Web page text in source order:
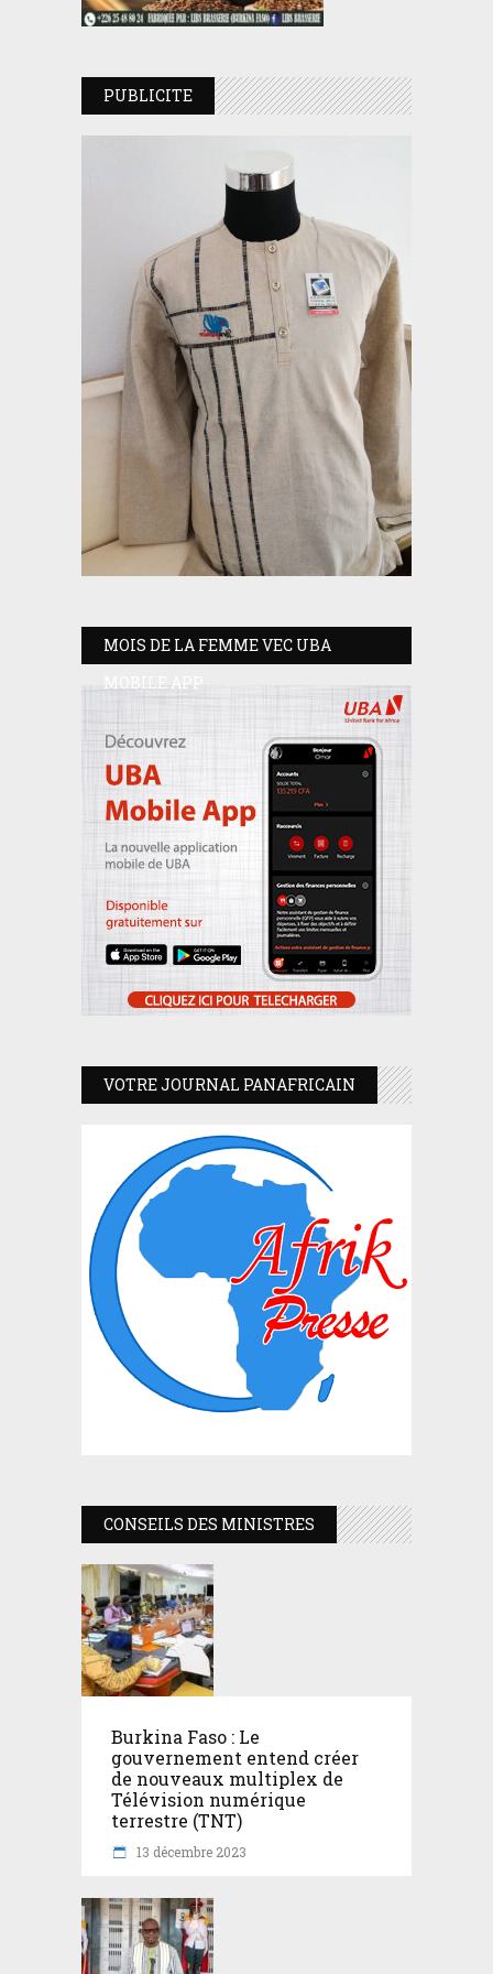
PUBLICITE
MOIS DE LA FEMME VEC UBA
MOBILE APP
VOTRE JOURNAL PANAFRICAIN
CONSEILS DES MINISTRES
Burkina Faso : Le
gouvernement entend créer
de nouveaux multiplex de
Télévision numérique
terrestre (TNT)
13 décembre 2023